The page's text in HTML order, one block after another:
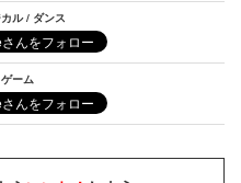
ル / ダンス
ーム